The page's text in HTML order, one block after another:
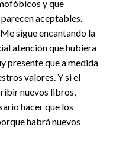
y que
aceptables.
sigue encantando la
atención que hubiera
presente que a medida
valores. Y si el
nuevos libros,
hacer que los
habrá nuevos